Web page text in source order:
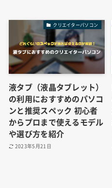
クリエイターパソコン
液タブ（液晶タブレット）
の利用におすすめのパソコ
ンと推奨スペック 初心者
からプロまで使えるモデル
や選び方を紹介
2023年5月21日